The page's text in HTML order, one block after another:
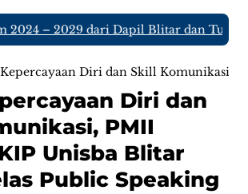
– 2029 dari Dapil Blitar dan
Diri dan Skill Komunikasi,
Diri dan
PMII
Unisba Blitar
Public Speaking